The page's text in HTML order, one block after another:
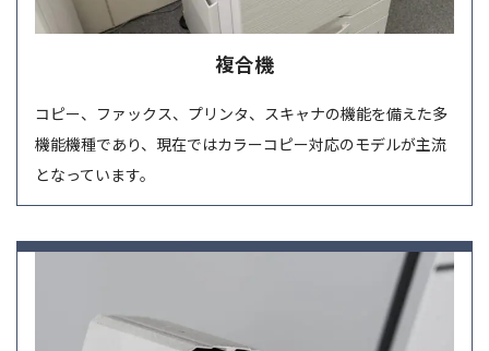
複合機
コピー、ファックス、プリンタ、スキャナの機能を備えた多
機能機種であり、現在ではカラーコピー対応のモデルが主流
となっています。